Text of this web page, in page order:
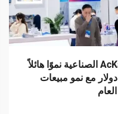
الصعود إلى آفاق جديدة: تشهد AcKaM الصناعية نموًا هائلاً
في سوق تقدر قيمتها بBILLION دولار مع نمو مبيعات